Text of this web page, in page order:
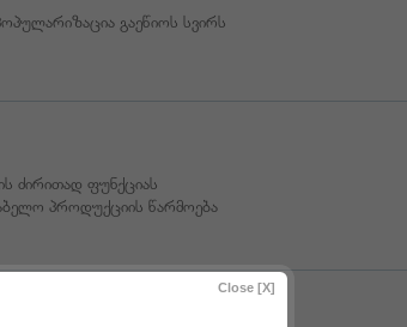
გაეწიოს სვირს
ძირითად ფუნქციას
პროდუქციის წარმოება
Close [X]